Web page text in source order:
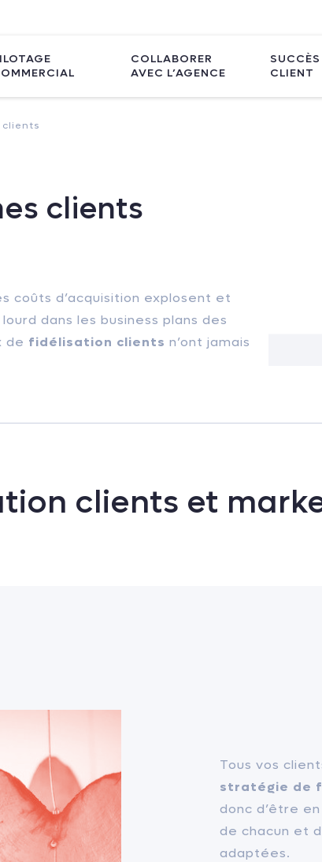
COLLABORER
AVEC L’AGENCE
SUCCÈS
CLIENT
clients
clients
coûts d’acquisition explosent et
dans les business plans des
de fidélisation clients n’ont jamais
clients et
Tous vos
stratégie de
donc d’être
de chacun et
adaptées.